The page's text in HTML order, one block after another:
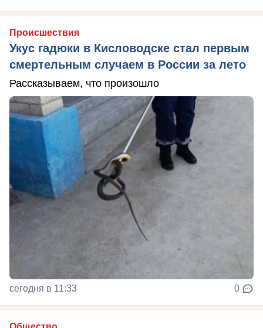
Происшествия
Укус гадюки в Кисловодске стал первым
смертельным случаем в России за лето
Рассказываем, что произошло
сегодня в 11:33 0